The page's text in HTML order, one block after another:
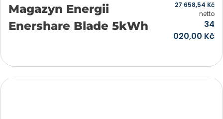
Magazyn Energii
Enershare Blade 5kWh
34
020,00 Kč
27 658,54 Kč
netto